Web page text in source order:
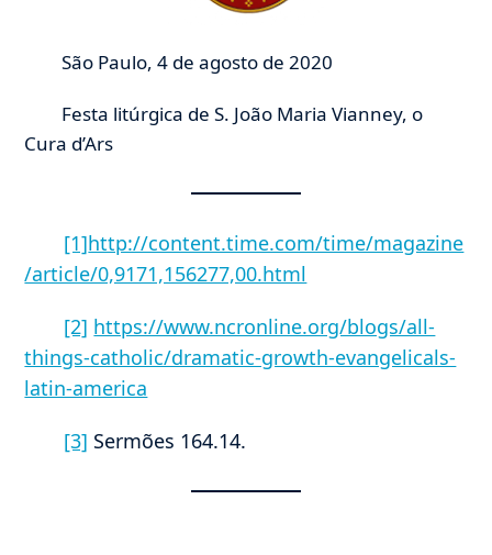
São Paulo, 4 de agosto de 2020
Festa litúrgica de S. João Maria Vianney, o
Cura d’Ars
[1]http://content.time.com/time/magazine
/article/0,9171,156277,00.html
[2] https://www.ncronline.org/blogs/all-
things-catholic/dramatic-growth-evangelicals-
latin-america
[3] Sermões 164.14.